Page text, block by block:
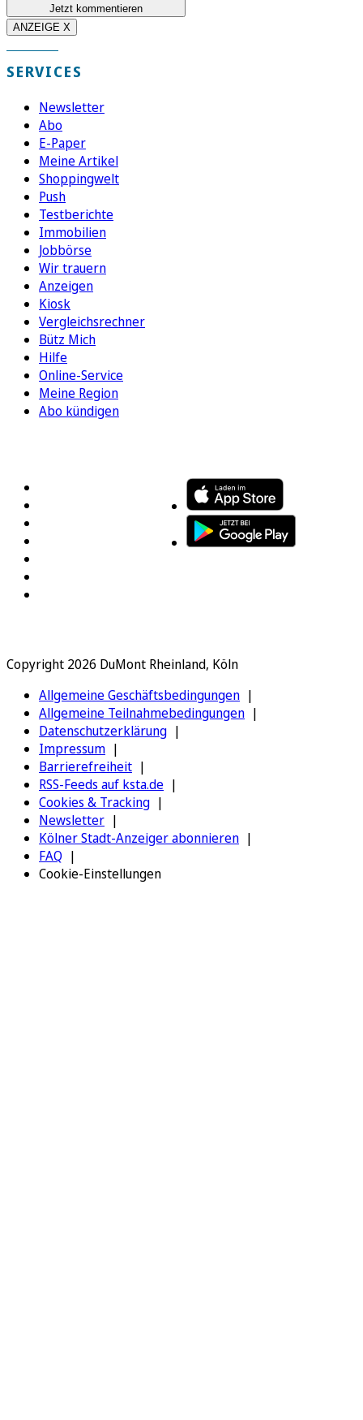
Jetzt kommentieren
ANZEIGE X
SERVICES
Newsletter
Abo
E-Paper
Meine Artikel
Shoppingwelt
Push
Testberichte
Immobilien
Jobbörse
Wir trauern
Anzeigen
Kiosk
Vergleichsrechner
Bütz Mich
Hilfe
Online-Service
Meine Region
Abo kündigen
Copyright 2026 DuMont Rheinland, Köln
Allgemeine Geschäftsbedingungen
Allgemeine Teilnahmebedingungen
Datenschutzerklärung
Impressum
Barrierefreiheit
RSS-Feeds auf ksta.de
Cookies & Tracking
Newsletter
Kölner Stadt-Anzeiger abonnieren
FAQ
Cookie-Einstellungen